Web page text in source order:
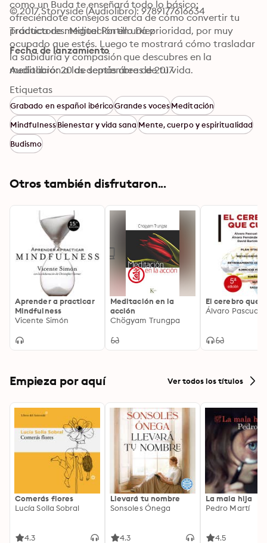
como un Buda te enseñará todo lo básico;
ofreciéndote consejos acerca de cómo convertir tu
práctica de meditación en una prioridad, por muy
ocupado que estés. Luego te mostrará cómo trasladar
la sabiduría y compasión que descubres en la
meditación a las demás áreas de tu vida.
© 2017 Storyside (Audiolibro): 9789177616634
Traductores: Miguel Portillo Díez
Fecha de lanzamiento
Audiolibro: 20 de septiembre de 2017
Etiquetas
Grabado en español ibéricoGrandes vocesMeditación
MindfulnessBienestar y vida sanaMente, cuerpo y espiritualidad
Budismo
Otros también disfrutaron...
Aprender a practicar
Mindfulness
Vicente Simón
Meditación en la
acción
Chögyam Trungpa
El cerebro que
Empieza por aquí Ver todos los títulos
Comerás flores
Lucía Solla Sobral
4.3
Llevará tu nombre
Sonsoles Ónega
4.3
La mala hija
Pedro Martí
4.5